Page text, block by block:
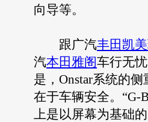
向导等。
跟广汽丰田凯
汽本田雅阁车行无
是，Onstar系统的
在于车辆安全。“G-
上是以屏幕为基础